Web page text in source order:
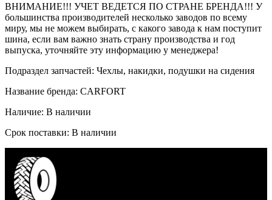
ВНИМАНИЕ!!! УЧЕТ ВЕДЕТСЯ ПО СТРАНЕ БРЕНДА!!! У
большинства производителей несколько заводов по всему
миру, мы не можем выбирать, с какого завода к нам поступит
шина, если вам важно знать страну производства и год
выпуска, уточняйте эту информацию у менеджера!
Подраздел запчастей: Чехлы, накидки, подушки на сидения
Название бренда: CARFORT
Наличие: В наличии
Срок поставки: В наличии